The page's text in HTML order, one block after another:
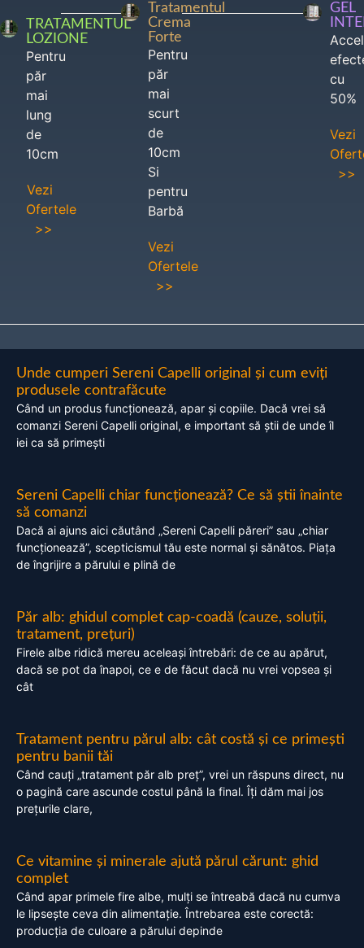
TRATAMENTUL
LOZIONE
Pentru
păr
mai
lung
de
10cm
Vezi
Ofertele
>>
Tratamentul
Crema
Forte
Pentru
păr
mai
scurt
de
10cm
Si
pentru
Barbă
Vezi
Ofertele
>>
GEL
cu
50%
Vezi
>>
Unde cumperi Sereni Capelli original și cum eviți
produsele contrafăcute
Când un produs funcționează, apar și copiile. Dacă vrei să
comanzi Sereni Capelli original, e important să știi de unde îl
iei ca să primești
Sereni Capelli chiar funcționează? Ce să știi înainte
să comanzi
Dacă ai ajuns aici căutând „Sereni Capelli păreri” sau „chiar
funcționează”, scepticismul tău este normal și sănătos. Piața
de îngrijire a părului e plină de
Păr alb: ghidul complet cap-coadă (cauze, soluții,
tratament, prețuri)
Firele albe ridică mereu aceleași întrebări: de ce au apărut,
dacă se pot da înapoi, ce e de făcut dacă nu vrei vopsea și
cât
Tratament pentru părul alb: cât costă și ce primești
pentru banii tăi
Când cauți „tratament păr alb preț”, vrei un răspuns direct, nu
o pagină care ascunde costul până la final. Îți dăm mai jos
prețurile clare,
Ce vitamine și minerale ajută părul cărunt: ghid
complet
Când apar primele fire albe, mulți se întreabă dacă nu cumva
le lipsește ceva din alimentație. Întrebarea este corectă:
producția de culoare a părului depinde